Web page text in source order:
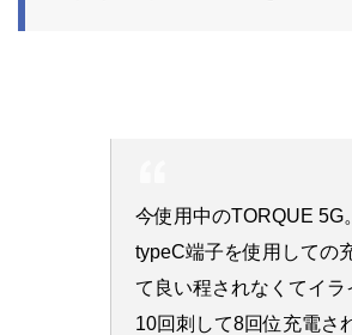
今使用中のTORQUE 5G。
typeC端子を使用しての
て良い程されなくてイラ
10回刺して8回位充電さ